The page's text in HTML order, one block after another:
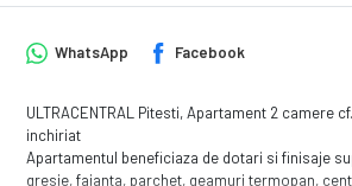
WhatsApp Facebook
ULTRACENTRAL Pitesti, Apartament 2 camere
inchiriat
Apartamentul beneficiaza de dotari si finisaje
gresie, faianta, parchet, geamuri termopan,